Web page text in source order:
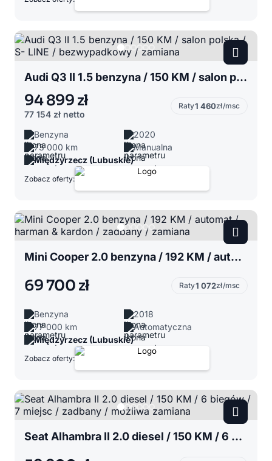
Audi Q3 II 1.5 benzyna / 150 KM / salon polska / S- LINE / bezwypadkowy / zamiana
94 899 zł
77 154 zł netto
Raty1 460zł/msc
Benzyna
2020
73 000 km
Manualna
Międzyrzecz (Lubuskie)
Zobacz oferty:
Mini Cooper 2.0 benzyna / 192 KM / automat / harman & kardon / zadbany / zamiana
69 700 zł Raty1 072zł/msc
Benzyna
2018
77 000 km
Automatyczna
Międzyrzecz (Lubuskie)
Zobacz oferty:
Seat Alhambra II 2.0 diesel / 150 KM / 6 biegów / 7 miejsc / zadbany / możliwa zamiana